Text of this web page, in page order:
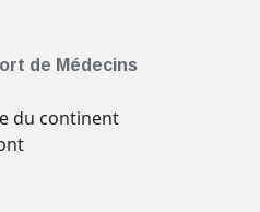
de Médecins
du continent